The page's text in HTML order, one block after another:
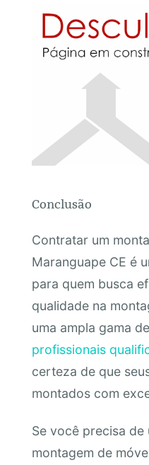
Conclusão
Contratar um
Maranguape CE é
para quem busca
qualidade na
uma ampla gama
profissionais
certeza de que
montados com
Se você precisa de
montagem de